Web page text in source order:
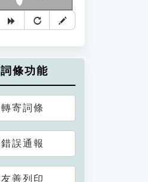
詞條功能
轉寄詞條
錯誤通報
友善列印